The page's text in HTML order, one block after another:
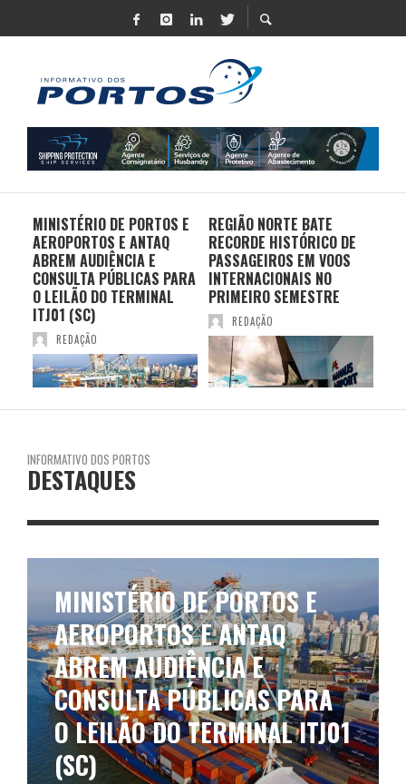
MINISTÉRIO DE PORTOS E
AEROPORTOS E ANTAQ
ABREM AUDIÊNCIA E
CONSULTA PÚBLICAS PARA
O LEILÃO DO TERMINAL
ITJ01 (SC)
REDAÇÃO
REGIÃO NORTE BATE
RECORDE HISTÓRICO DE
PASSAGEIROS EM VOOS
INTERNACIONAIS NO
PRIMEIRO SEMESTRE
REDAÇÃO
INFORMATIVO DOS PORTOS
DESTAQUES
MINISTÉRIO DE PORTOS E
AEROPORTOS E ANTAQ
ABREM AUDIÊNCIA E
CONSULTA PÚBLICAS PARA
O LEILÃO DO TERMINAL ITJ01
(SC)